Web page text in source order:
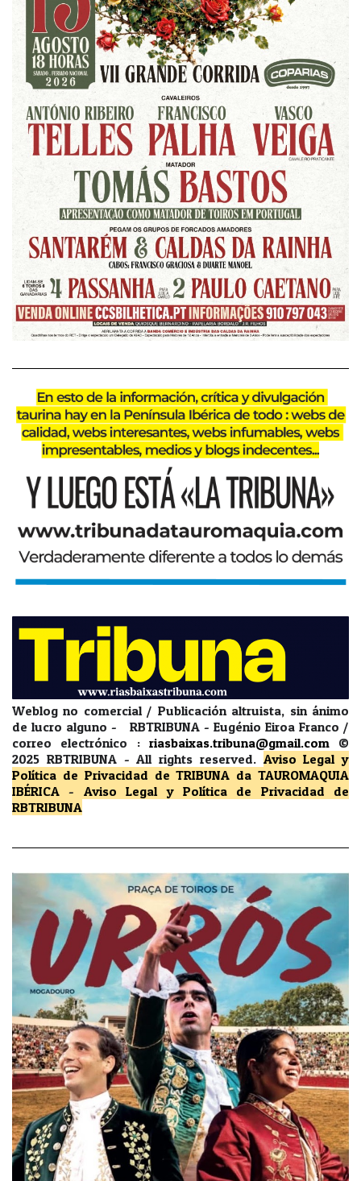
Weblog no comercial / Publicación altruista, sin ánimo
de lucro alguno - RBTRIBUNA - Eugénio Eiroa Franco /
correo electrónico : riasbaixas.tribuna@gmail.com
©
2025 RBTRIBUNA -All rights reserved. Aviso Legal y
Política de Privacidad de TRIBUNA da TAUROMAQUIA
IBÉRICA - Aviso Legal y Política de Privacidad
de
RBTRIBUNA